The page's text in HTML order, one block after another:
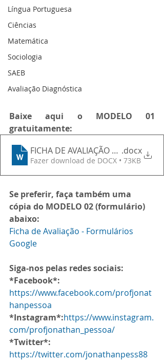
Língua Portuguesa
Ciências
Matemática
Sociologia
SAEB
Avaliação Diagnóstica
Baixe aqui o MODELO 01
gratuitamente:
FICHA DE AVALIAÇÃO DA TUTORIA
.docx
Fazer download de DOCX • 73KB
Se preferir, faça também uma
cópia do MODELO 02 (formulário)
abaixo:
Ficha de Avaliação - Formulários
Google
Siga-nos pelas redes sociais:
*Facebook*:
https://www.facebook.com/profjonat
hanpessoa
*Instagram*:https://www.instagram.
com/profjonathan_pessoa/
*Twitter*:
https://twitter.com/jonathanpess88